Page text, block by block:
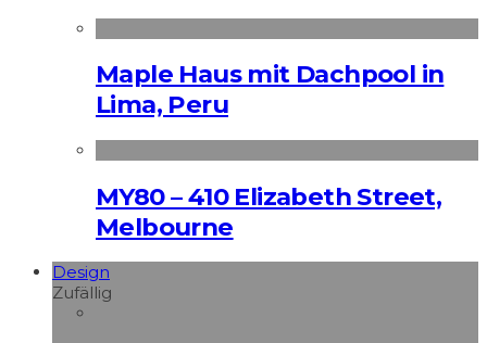
Maple Haus mit Dachpool in
Lima, Peru
MY80 – 410 Elizabeth Street,
Melbourne
Design
Zufällig